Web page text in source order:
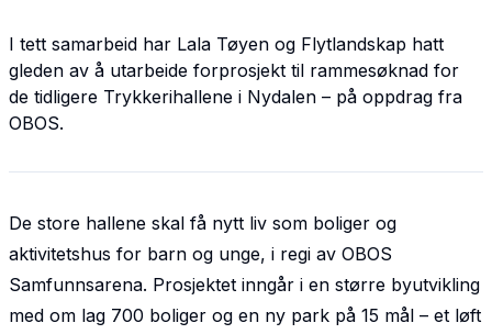
I tett samarbeid har Lala Tøyen og Flytlandskap hatt
gleden av å utarbeide forprosjekt til rammesøknad for
de tidligere Trykkerihallene i Nydalen – på oppdrag fra
OBOS.
De store hallene skal få nytt liv som boliger og
aktivitetshus for barn og unge, i regi av OBOS
Samfunnsarena. Prosjektet inngår i en større byutvikling
med om lag 700 boliger og en ny park på 15 mål – et løft